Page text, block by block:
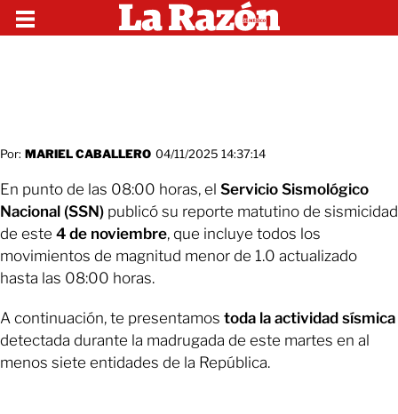
Por: MARIEL CABALLERO 04/11/2025 14:37:14
En punto de las 08:00 horas, el Servicio Sismológico
Nacional (SSN) publicó su reporte matutino de sismicidad
de este 4 de noviembre, que incluye todos los
movimientos de magnitud menor de 1.0 actualizado
hasta las 08:00 horas.
A continuación, te presentamos toda la actividad sísmica
detectada durante la madrugada de este martes en al
menos siete entidades de la República.